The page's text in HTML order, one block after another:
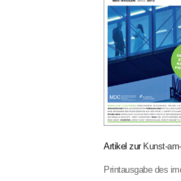
Artikel zur Kunst-
Printausgabe des